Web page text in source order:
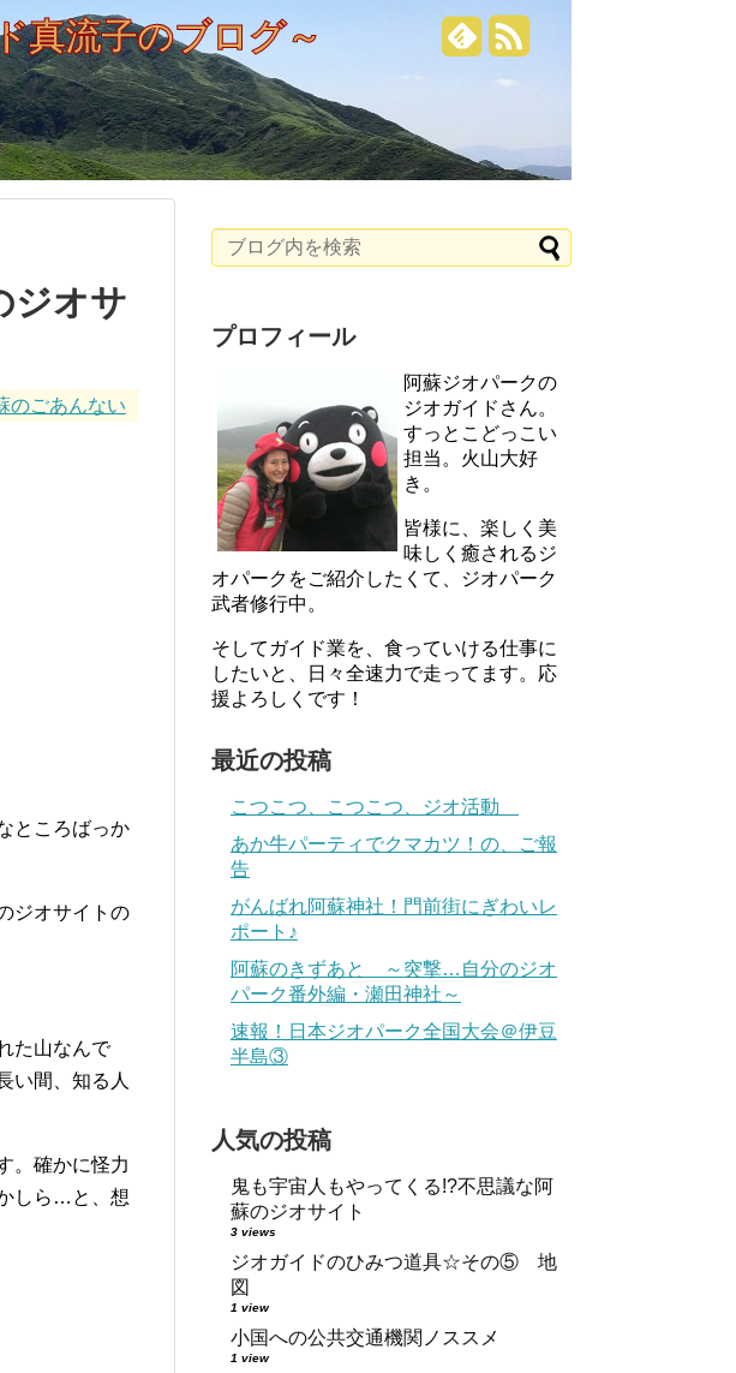
真流子のブログ～
ジオサ
のごあんない
ところばっか
ジオサイトの
た山なんで
い間、知る人
。確かに怪力
しら…と、想
プロフィール
阿蘇ジオパークの
ジオガイドさん。
すっとこどっこい
担当。火山大好
き。
皆様に、楽しく美
味しく癒されるジ
オパークをご紹介したくて、ジオパーク
武者修行中。
そしてガイド業を、食っていける仕事に
したいと、日々全速力で走ってます。応
援よろしくです！
最近の投稿
こつこつ、こつこつ、ジオ活動
あか牛パーティでクマカツ！の、ご報
告
がんばれ阿蘇神社！門前街にぎわいレ
ポート♪
阿蘇のきずあと ～突撃…自分のジオ
パーク番外編・瀬田神社～
速報！日本ジオパーク全国大会＠伊豆
半島③
人気の投稿
鬼も宇宙人もやってくる!?不思議な阿
蘇のジオサイト
3 views
ジオガイドのひみつ道具☆その⑤ 地
図
1 view
小国への公共交通機関ノススメ
1 view